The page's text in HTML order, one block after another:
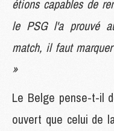
étions capables de
le PSG l'a prouvé
match, il faut
»
Le Belge pense-t-il
ouvert que celui de